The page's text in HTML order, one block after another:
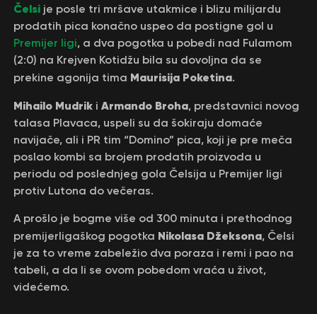
Čelsije posle tri mršave utakmice i blizu milijardu
prodatih pica konačno uspeo da postigne gol u
Premijer ligi, a dva pogotka u pobedi nad Fulamom
(2:0) na Krejven Kotidžu bila su dovoljna da se
prekine agonija tima Maurisija Poketina.
Mihailo Mudriki Armando Broha, predstavnici novog
talasa Plavaca, uspeli su da šokiraju domaće
navijače, ali i PR tim “Domino” pica, koji je pre meča
poslao kombi sa brojem prodatih proizvoda u
periodu od poslednjeg gola Čelsija u Premijer ligi
protiv Lutona do večeras.
A prošlo je bogme više od 300 minuta i prethodnog
premijerligaškog pogotka Nikolasa Džeksona, Čelsi
je za to vreme zabeležio dva poraza i remi i pao na
tabeli, a da li se ovom pobedom vraća u život,
videćemo.